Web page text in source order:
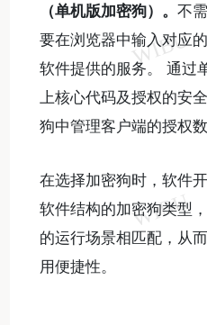
（单机版加密狗）。 不
要在浏览器中输入对应
软件提供的服务。 通过
上核心代码及授权的安
狗中管理客户端的授权数
在选择加密狗时，软件
软件结构的加密狗类型
的运行场景相匹配，从
用便捷性。